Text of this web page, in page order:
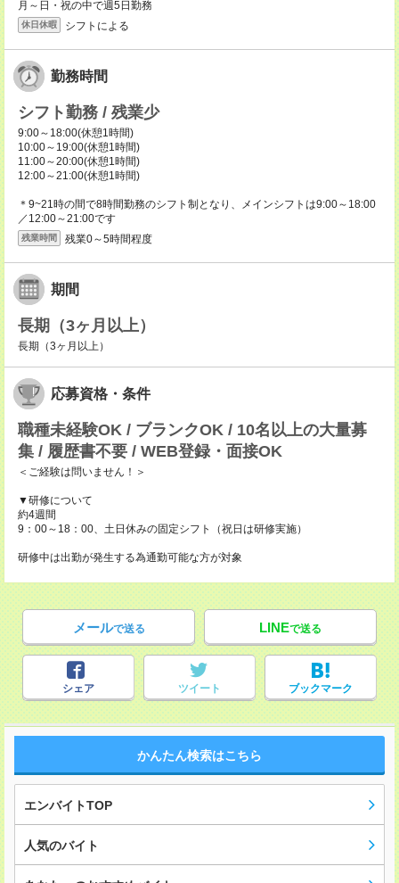
月～日・祝の中で週5日勤務
休日休暇 シフトによる
勤務時間
シフト勤務 / 残業少
9:00～18:00(休憩1時間)
10:00～19:00(休憩1時間)
11:00～20:00(休憩1時間)
12:00～21:00(休憩1時間)
＊9~21時の間で8時間勤務のシフト制となり、メインシフトは9:00～18:00
／12:00～21:00です
残業時間 残業0～5時間程度
期間
長期（3ヶ月以上）
長期（3ヶ月以上）
応募資格・条件
職種未経験OK / ブランクOK / 10名以上の大量募
集 / 履歴書不要 / WEB登録・面接OK
＜ご経験は問いません！＞
▼研修について
約4週間
9：00～18：00、土日休みの固定シフト（祝日は研修実施）
研修中は出勤が発生する為通勤可能な方が対象
メールで送る LINEで送る
シェア ツイート ブックマーク
かんたん検索はこちら
エンバイトTOP
人気のバイト